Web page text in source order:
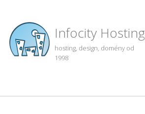
Infocity Hosting
hosting, design, domény od
1998